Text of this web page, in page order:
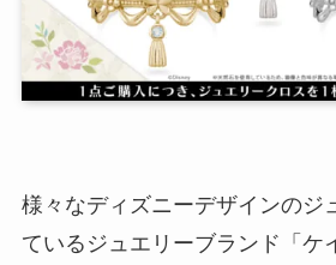
様々なディズニーデザインのジ
ているジュエリーブランド「ケ